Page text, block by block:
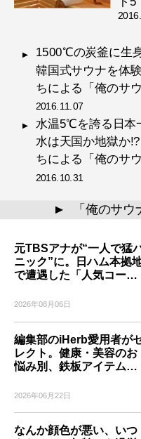
1500℃の炭釜に生
韓国式サウナを体
ちによる「俺のサ
2016.11.07
水温5℃を誇る日本
水は天国か地獄か
ちによる「俺のサ
2016.10.31
▲ 「俺のサ
元TBSアナが“一人で猛
ニック”に。日ハム本拠
で遭遇した「人気コー…
2026年08月06日
編集部のiHerb愛用者が
レクト。健康・美容のお
悩み別、鉄板アイテム…
2026年06月22日
なんか顔色が悪い、いつ